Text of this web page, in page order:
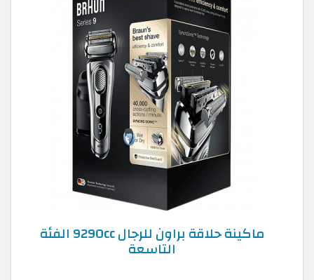
ماكينة حلاقة براون للرجال 9290cc الفئة
التاسعة